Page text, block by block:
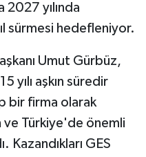
2027 yılında
sürmesi hedefleniyor.
Umut Gürbüz,
yılı aşkın süredir
bir firma olarak
ve Türkiye'de önemli
Kazandıkları GES